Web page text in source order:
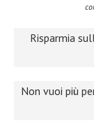
Risparmia
Non vuoi più